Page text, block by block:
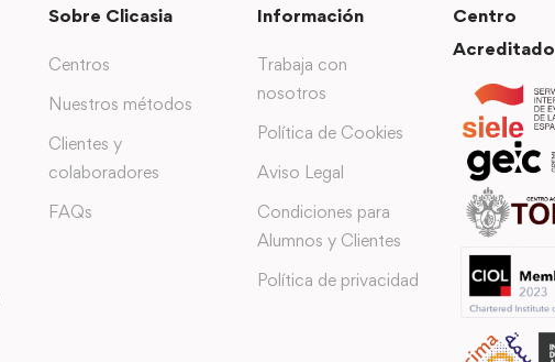
Sobre Clicasia
Centros
Nuestros métodos
Clientes y
colaboradores
FAQs
Información
Trabaja con
nosotros
Política de Cookies
Aviso Legal
Condiciones para
Alumnos y Clientes
Política de privacidad
Centro
Acreditado